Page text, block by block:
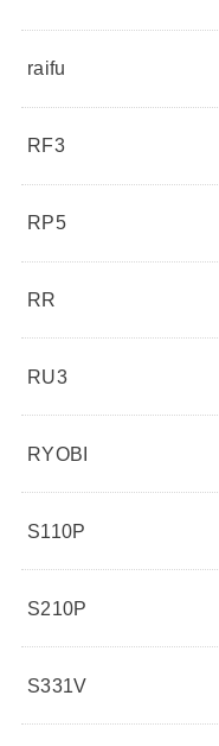
raifu
RF3
RP5
RR
RU3
RYOBI
S110P
S210P
S331V